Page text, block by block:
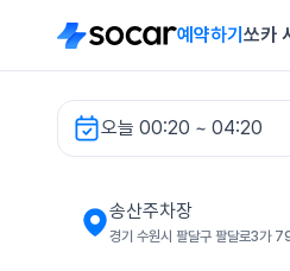
예약하기 쏘카
오늘 00:20 ~ 04:20
송산주차장 렌터카
송산주차장
경기 수원시 팔달구 팔달로3가